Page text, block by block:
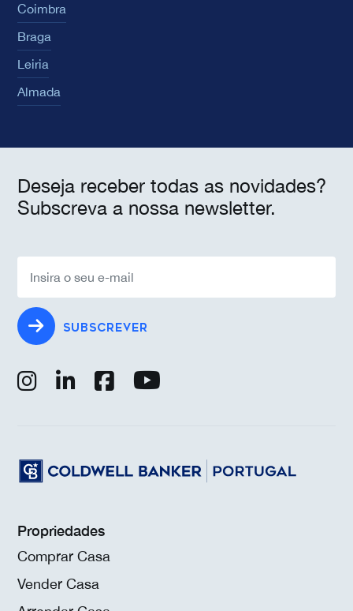
Coimbra
Braga
Leiria
Almada
Deseja receber todas as novidades?
Subscreva a nossa newsletter.
SUBSCREVER
Propriedades
Comprar Casa
Vender Casa